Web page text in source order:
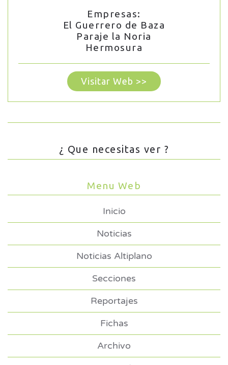
Empresas:
El Guerrero de Baza
Paraje la Noria
Hermosura
Visitar Web >>
¿ Que necesitas ver ?
Menu Web
Inicio
Noticias
Noticias Altiplano
Secciones
Reportajes
Fichas
Archivo